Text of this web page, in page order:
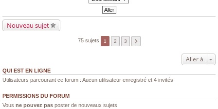
Nouveau sujet
75 sujets 1 2 3
Aller à
QUI EST EN LIGNE
Utilisateurs parcourant ce forum : Aucun utilisateur enregistré et 4 invités
PERMISSIONS DU FORUM
Vous ne pouvez pas poster de nouveaux sujets